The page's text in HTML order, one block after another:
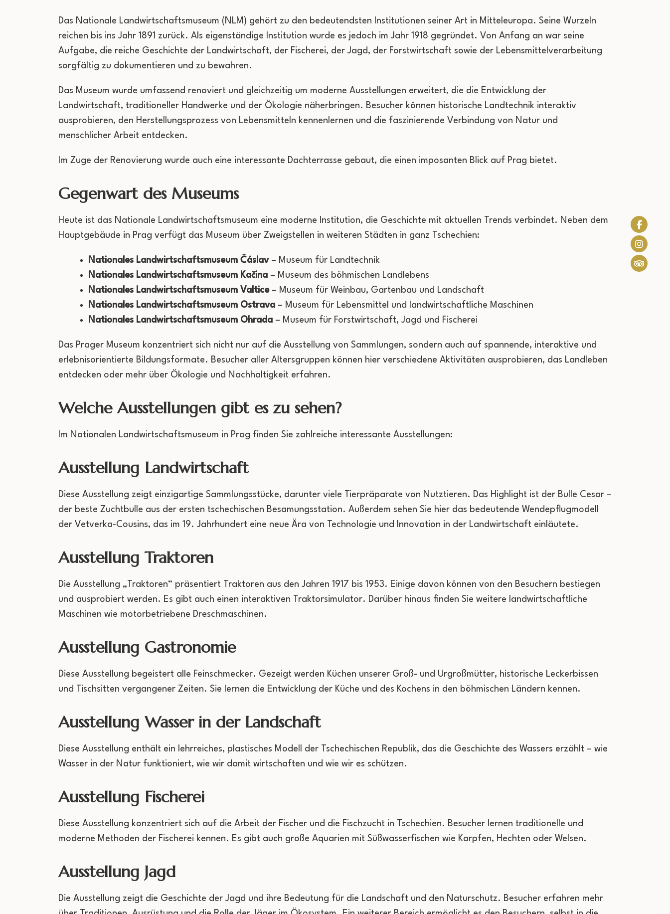
Das Nationale Landwirtschaftsmuseum (NLM) gehört zu den bedeutendsten Institutionen seiner Art in Mitteleuropa. Seine Wurzeln
reichen bis ins Jahr 1891 zurück. Als eigenständige Institution wurde es jedoch im Jahr 1918 gegründet. Von Anfang an war seine
Aufgabe, die reiche Geschichte der Landwirtschaft, der Fischerei, der Jagd, der Forstwirtschaft sowie der Lebensmittelverarbeitung
sorgfältig zu dokumentieren und zu bewahren.
Das Museum wurde umfassend renoviert und gleichzeitig um moderne Ausstellungen erweitert, die die Entwicklung der
Landwirtschaft, traditioneller Handwerke und der Ökologie näherbringen. Besucher können historische Landtechnik interaktiv
ausprobieren, den Herstellungsprozess von Lebensmitteln kennenlernen und die faszinierende Verbindung von Natur und
menschlicher Arbeit entdecken.
Im Zuge der Renovierung wurde auch eine interessante Dachterrasse gebaut, die einen imposanten Blick auf Prag bietet.
Gegenwart des Museums
Heute ist das Nationale Landwirtschaftsmuseum eine moderne Institution, die Geschichte mit aktuellen Trends verbindet. Neben dem
Hauptgebäude in Prag verfügt das Museum über Zweigstellen in weiteren Städten in ganz Tschechien:
Nationales Landwirtschaftsmuseum Čáslav– Museum für Landtechnik
Nationales Landwirtschaftsmuseum Kačina – Museum des böhmischen Landlebens
Nationales Landwirtschaftsmuseum Valtice– Museum für Weinbau, Gartenbau und Landschaft
Nationales Landwirtschaftsmuseum Ostrava – Museum für Lebensmittel und landwirtschaftliche Maschinen
Nationales Landwirtschaftsmuseum Ohrada – Museum für Forstwirtschaft, Jagd und Fischerei
Das Prager Museum konzentriert sich nicht nur auf die Ausstellung von Sammlungen, sondern auch auf spannende, interaktive und
erlebnisorientierte Bildungsformate. Besucher aller Altersgruppen können hier verschiedene Aktivitäten ausprobieren, das Landleben
entdecken oder mehr über Ökologie und Nachhaltigkeit erfahren.
Welche Ausstellungen gibt es zu sehen?
Im Nationalen Landwirtschaftsmuseum in Prag finden Sie zahlreiche interessante Ausstellungen:
Ausstellung Landwirtschaft
Diese Ausstellung zeigt einzigartige Sammlungsstücke, darunter viele Tierpräparate von Nutztieren. Das Highlight ist der Bulle Cesar –
der beste Zuchtbulle aus der ersten tschechischen Besamungsstation. Außerdem sehen Sie hier das bedeutende Wendepflugmodell
der Vetverka-Cousins, das im 19. Jahrhundert eine neue Ära von Technologie und Innovation in der Landwirtschaft einläutete.
Ausstellung Traktoren
Die Ausstellung „Traktoren“ präsentiert Traktoren aus den Jahren 1917 bis 1953. Einige davon können von den Besuchern bestiegen
und ausprobiert werden. Es gibt auch einen interaktiven Traktorsimulator. Darüber hinaus finden Sie weitere landwirtschaftliche
Maschinen wie motorbetriebene Dreschmaschinen.
Ausstellung Gastronomie
Diese Ausstellung begeistert alle Feinschmecker. Gezeigt werden Küchen unserer Groß- und Urgroßmütter, historische Leckerbissen
und Tischsitten vergangener Zeiten. Sie lernen die Entwicklung der Küche und des Kochens in den böhmischen Ländern kennen.
Ausstellung Wasser in der Landschaft
Diese Ausstellung enthält ein lehrreiches, plastisches Modell der Tschechischen Republik, das die Geschichte des Wassers erzählt – wie
Wasser in der Natur funktioniert, wie wir damit wirtschaften und wie wir es schützen.
Ausstellung Fischerei
Diese Ausstellung konzentriert sich auf die Arbeit der Fischer und die Fischzucht in Tschechien. Besucher lernen traditionelle und
moderne Methoden der Fischerei kennen. Es gibt auch große Aquarien mit Süßwasserfischen wie Karpfen, Hechten oder Welsen.
Ausstellung Jagd
Die Ausstellung zeigt die Geschichte der Jagd und ihre Bedeutung für die Landschaft und den Naturschutz. Besucher erfahren mehr